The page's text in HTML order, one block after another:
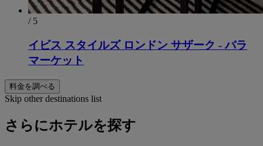
/ 5
イビス スタイルズ ロンドン サザーク - バラ
マーケット
料金を調べる
Skip other destinations list
さらにホテルを探す